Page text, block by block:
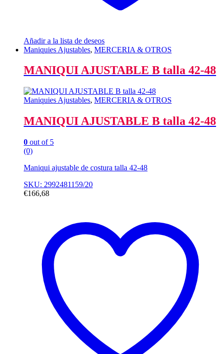
Añadir a la lista de deseos
Maniquies Ajustables, MERCERIA & OTROS
MANIQUI AJUSTABLE B talla 42-48
Maniquies Ajustables, MERCERIA & OTROS
MANIQUI AJUSTABLE B talla 42-48
0 out of 5
(0)
Maniqui ajustable de costura talla 42-48
SKU: 2992481159/20
€166,68